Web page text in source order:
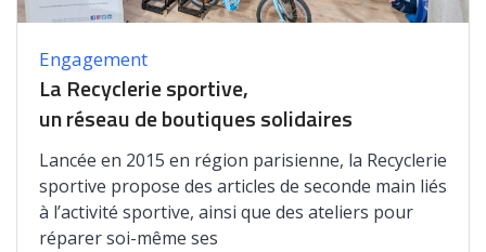
Engagement
La Recyclerie sportive,
un réseau de boutiques solidaires
Lancée en 2015 en région parisienne, la Recyclerie
sportive propose des articles de seconde main liés
à l’activité sportive, ainsi que des ateliers pour
réparer soi-même ses